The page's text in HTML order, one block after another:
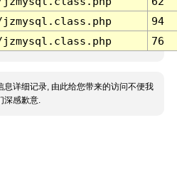
94
76
息详细记录, 由此给您带来的访问不便我
深感歉意.